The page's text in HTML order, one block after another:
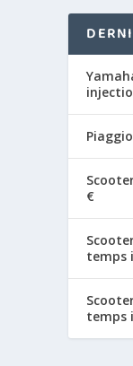
€
temps
temps